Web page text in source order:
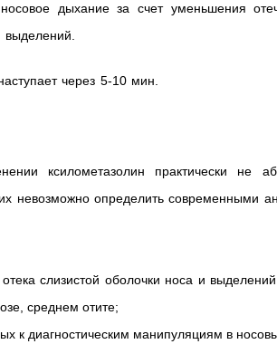
дыхание за счет уменьшения
через 5-10 мин.
ксилометазолин практически не
невозможно определить современными
слизистой оболочки носа и
среднем отите;
к диагностическим манипуляциям в